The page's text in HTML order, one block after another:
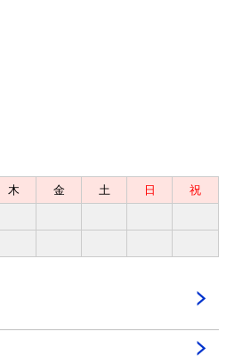
木 金 土 日 祝